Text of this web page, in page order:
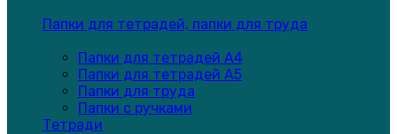
Папки для тетрадей, папки для труда
Папки для тетрадей А4
Папки для тетрадей А5
Папки для труда
Папки с ручками
Тетради